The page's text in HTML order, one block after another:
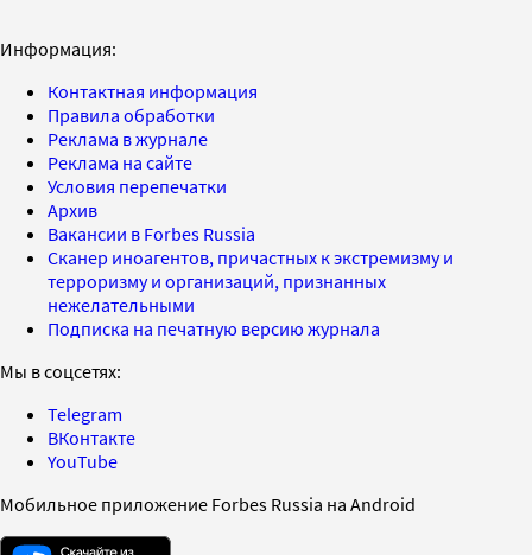
Информация:
Контактная информация
Правила обработки
Реклама в журнале
Реклама на сайте
Условия перепечатки
Архив
Вакансии в Forbes Russia
Сканер иноагентов, причастных к экстремизму и
терроризму и организаций, признанных
нежелательными
Подписка на печатную версию журнала
Мы в соцсетях:
Telegram
ВКонтакте
YouTube
Мобильное приложение Forbes Russia на Android